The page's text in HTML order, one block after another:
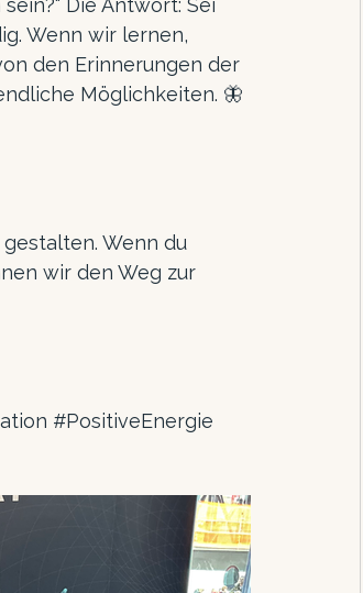
Die Antwort: Sei
Wenn wir lernen,
den Erinnerungen der
Möglichkeiten. 🦋
Wenn du
wir den Weg zur
#PositiveEnergie